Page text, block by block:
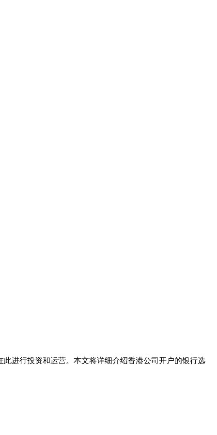
进行投资和运营。本文将详细介绍香港公司开户的银行选